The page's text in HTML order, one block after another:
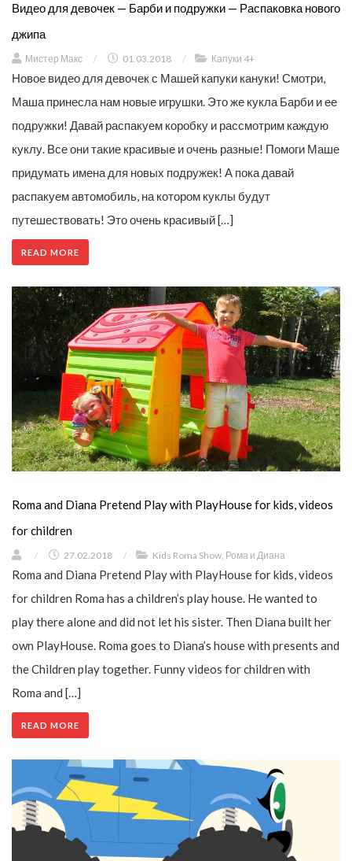
Видео для девочек — Барби и подружки — Распаковка нового
джипа
Мистер Макс / 01.03.2018 / Капуки 4+
Новое видео для девочек с Машей капуки кануки! Смотри,
Маша принесла нам новые игрушки. Это же кукла Барби и ее
подружки! Давай распакуем коробку и рассмотрим каждую
куклу. Все они такие красивые и очень разные! Помоги Маше
придумать имена для новых подружек! А пока давай
распакуем автомобиль, на котором куклы будут
путешествовать! Это очень красивый […]
READ MORE
Roma and Diana Pretend Play with PlayHouse for kids, videos
for children
/ 27.02.2018 / Kids Roma Show, Рома и Диана
Roma and Diana Pretend Play with PlayHouse for kids, videos
for children Roma has a children’s play house. He wanted to
play there alone and did not let his sister. Then Diana built her
own PlayHouse. Roma goes to Diana’s house with presents and
the Children play together. Funny videos for children with
Roma and […]
READ MORE